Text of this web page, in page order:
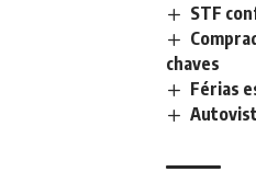
STF
chaves
Férias